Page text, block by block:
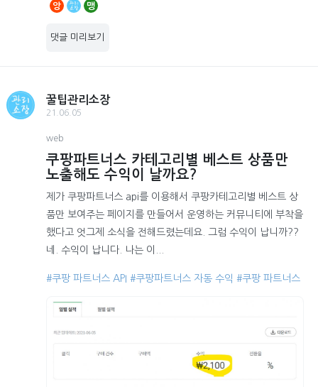
앙 맹
댓글 미리보기
꿀팁관리소장
21.06.05
web
쿠팡파트너스 카테고리별 베스트 상품만
노출해도 수익이 날까요?
제가 쿠팡파트너스 api를 이용해서 쿠팡카테고리별 베스트 상
품만 보여주는 페이지를 만들어서 운영하는 커뮤니티에 부착을
했다고 엇그제 소식을 전해드렸는데요. 그럼 수익이 납니까??
네. 수익이 납니다. 나는 이...
#쿠팡 파트너스 API #쿠팡파트너스 자동 수익 #쿠팡 파트너스